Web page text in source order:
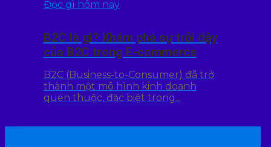
Đọc gì hôm nay
B2C là gì? Khám phá sự trỗi dậy
của B2C trong E-commerce
B2C (Business-to-Consumer) đã trở
thành một mô hình kinh doanh
quen thuộc, đặc biệt trong...